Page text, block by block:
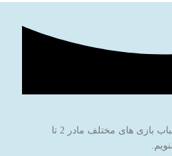
فروشگاه اینترنتی اسباب بازی جادوی پارسی با نام برند جاپاتوی با هدف خاطره سازی برای کودکان عزیز ایران‌زمین شروع به کار کرده است. این فروشگاه اسباب بازی آنلاین نتیجه 15 سال خرید اسباب بازی های مختلف مادر 2 تا